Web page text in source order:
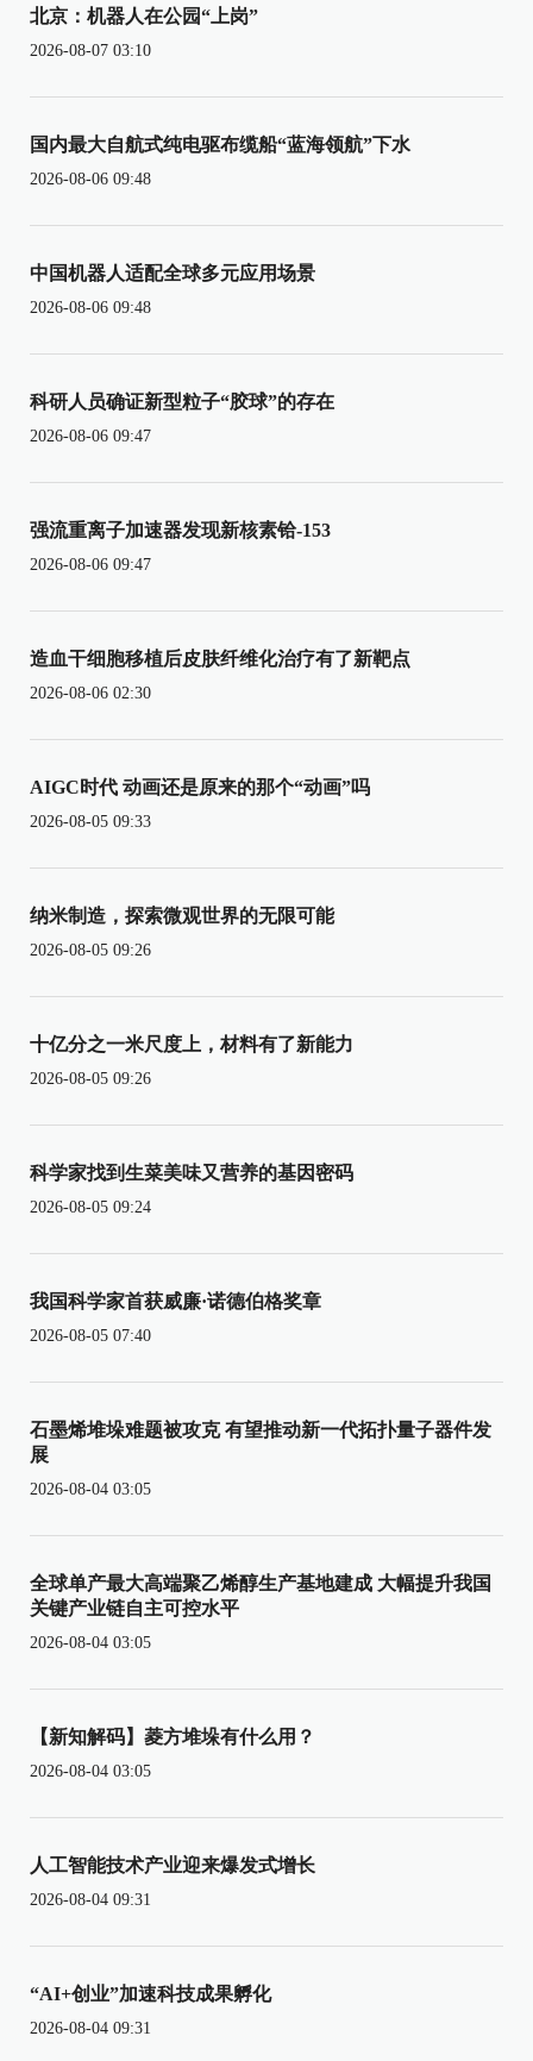
北京：机器人在公园“上岗”
2026-08-07 03:10
国内最大自航式纯电驱布缆船“蓝海领航”下水
2026-08-06 09:48
中国机器人适配全球多元应用场景
2026-08-06 09:48
科研人员确证新型粒子“胶球”的存在
2026-08-06 09:47
强流重离子加速器发现新核素铪-153
2026-08-06 09:47
造血干细胞移植后皮肤纤维化治疗有了新靶点
2026-08-06 02:30
AIGC时代 动画还是原来的那个“动画”吗
2026-08-05 09:33
纳米制造，探索微观世界的无限可能
2026-08-05 09:26
十亿分之一米尺度上，材料有了新能力
2026-08-05 09:26
科学家找到生菜美味又营养的基因密码
2026-08-05 09:24
我国科学家首获威廉·诺德伯格奖章
2026-08-05 07:40
石墨烯堆垛难题被攻克 有望推动新一代拓扑量子器件发
展
2026-08-04 03:05
全球单产最大高端聚乙烯醇生产基地建成 大幅提升我国
关键产业链自主可控水平
2026-08-04 03:05
【新知解码】菱方堆垛有什么用？
2026-08-04 03:05
人工智能技术产业迎来爆发式增长
2026-08-04 09:31
“AI+创业”加速科技成果孵化
2026-08-04 09:31